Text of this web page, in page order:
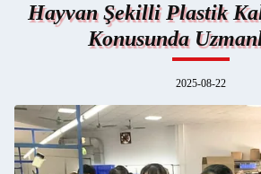
Hayvan Şekilli Plastik
Konusunda
2025-08-22